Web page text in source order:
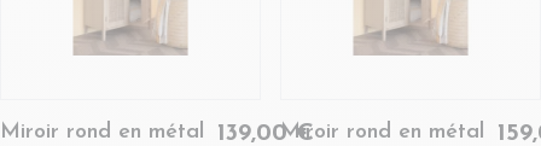
Miroir rond en métal
139,00 €Miroir rond en métal